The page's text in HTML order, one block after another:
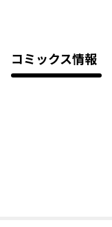
コミックス情報